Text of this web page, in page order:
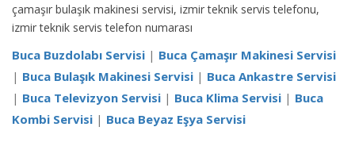
çamaşır bulaşık makinesi servisi, izmir teknik servis telefonu,
izmir teknik servis telefon numarası
Buca Buzdolabı Servisi | Buca Çamaşır Makinesi Servisi
| Buca Bulaşık Makinesi Servisi | Buca Ankastre Servisi
| Buca Televizyon Servisi | Buca Klima Servisi | Buca
Kombi Servisi | Buca Beyaz Eşya Servisi